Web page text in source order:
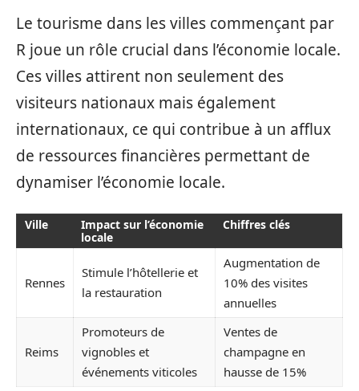
Le tourisme dans les villes commençant par
R joue un rôle crucial dans l’économie locale.
Ces villes attirent non seulement des
visiteurs nationaux mais également
internationaux, ce qui contribue à un afflux
de ressources financières permettant de
dynamiser l’économie locale.
Ville
Impact sur l’économie
locale
Chiffres clés
Rennes
Stimule l’hôtellerie et
la restauration
Augmentation de
10% des visites
annuelles
Reims
Promoteurs de
vignobles et
événements viticoles
Ventes de
champagne en
hausse de 15%